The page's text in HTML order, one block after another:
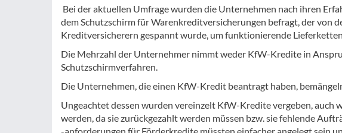
Bei der aktuellen Umfrage wurden die Unternehmen nach ihren
dem Schutzschirm für Warenkreditversicherungen befragt, der von
Kreditversicherern gespannt wurde, um funktionierende
Die Mehrzahl der Unternehmer nimmt weder KfW-Kredite in
Schutzschirmverfahren.
Die Unternehmen, die einen KfW-Kredit beantragt haben,
Ungeachtet dessen wurden vereinzelt KfW-Kredite vergeben, auch
werden, da sie zurückgezahlt werden müssen bzw. sie fehlende